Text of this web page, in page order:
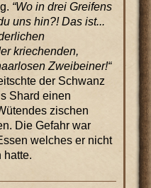
“Wo in drei Greifens
uns hin?! Das ist...
kriechenden,
Zweibeiner!“
der Schwanz
Shard einen
zischen
Die Gefahr war
welches er nicht
hatte.